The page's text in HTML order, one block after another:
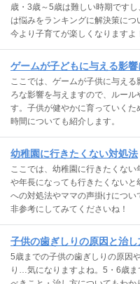
歳・3歳～5歳は難しい時期です
は悩みをランキングに解決策に
今より子育てが楽しくなりますよ
ゲームが子どもに与える影響
ここでは、ゲームが子供に与え
ろな影響を与えますので、ルー
す。子供が健やかに育っていく
時間についても紹介します。
幼稚園に行きたくない対処法
ここでは、幼稚園に行きたくな
や年長になっても行きたくない
への対処法やママの声掛けにつ
非参考にしてみてくださいね！
子供の歯ぎしりの原因と治し
5歳までの子供の歯ぎしりの原因
り…気になりますよね。5・6歳